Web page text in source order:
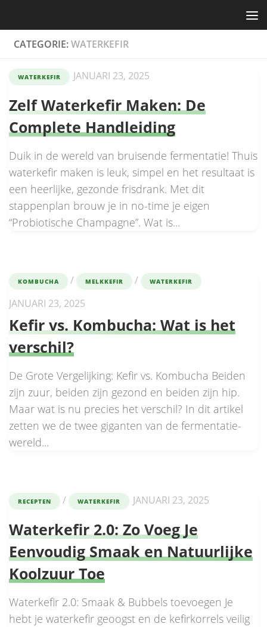
CATEGORIE:WATERKEFIR
WATERKEFIR JANUARI 23, 2025
Zelf Waterkefir Maken: De
Complete Handleiding
Duik in de wereld van bruisende fermentatie! Thuis
waterkefir maken is leuk, simpel en het resultaat is
een heerlijke, gezonde frisdrank. Met dit
stappenplan brouw je in no-time je eigen
“Probiotische Champagne”. Wat is...
KOMBUCHA / MELKKEFIR / WATERKEFIR
JANUARI 23, 2025
Kefir vs. Kombucha: Wat is het
verschil?
De Grote Vergelijking: Kefir vs. Kombucha Beiden
zijn zuur, beiden zijn gezond en beiden zijn hip.
Maar wat is nu precies het verschil? In dit artikel
zetten we de twee giganten van de fermentatie-
wereld...
RECEPTEN / WATERKEFIR JANUARI 23, 2025
Waterkefir 2.0: Zo Voeg Je
Eenvoudig Smaak en Natuurlijke
Koolzuur Toe
Waterkefir 2.0: Smaak & Bubbels toevoegen Je
hebt je waterkefir geoogst en de kefirkorrels veilig